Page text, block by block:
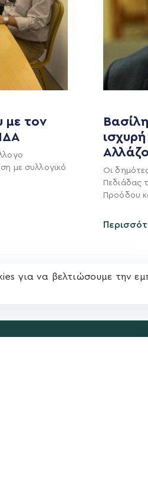
με τον
με συλλογικό
Οι
Πεδιάδας
Προόδου
ΕΚΛΟΓΙΚΌ
+(30) 289
Ηλ.
για να βελτιώσουμε την